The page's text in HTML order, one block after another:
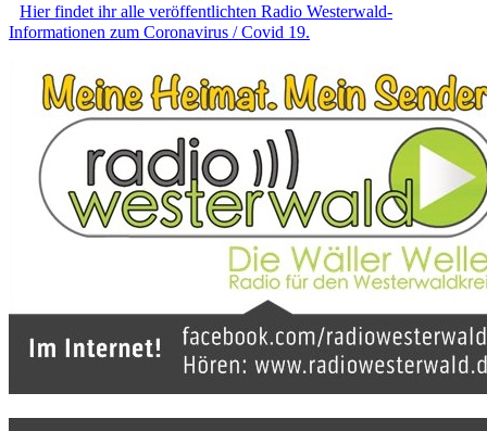
Hier findet ihr alle veröffentlichten Radio Westerwald-
Informationen zum Coronavirus / Covid 19.